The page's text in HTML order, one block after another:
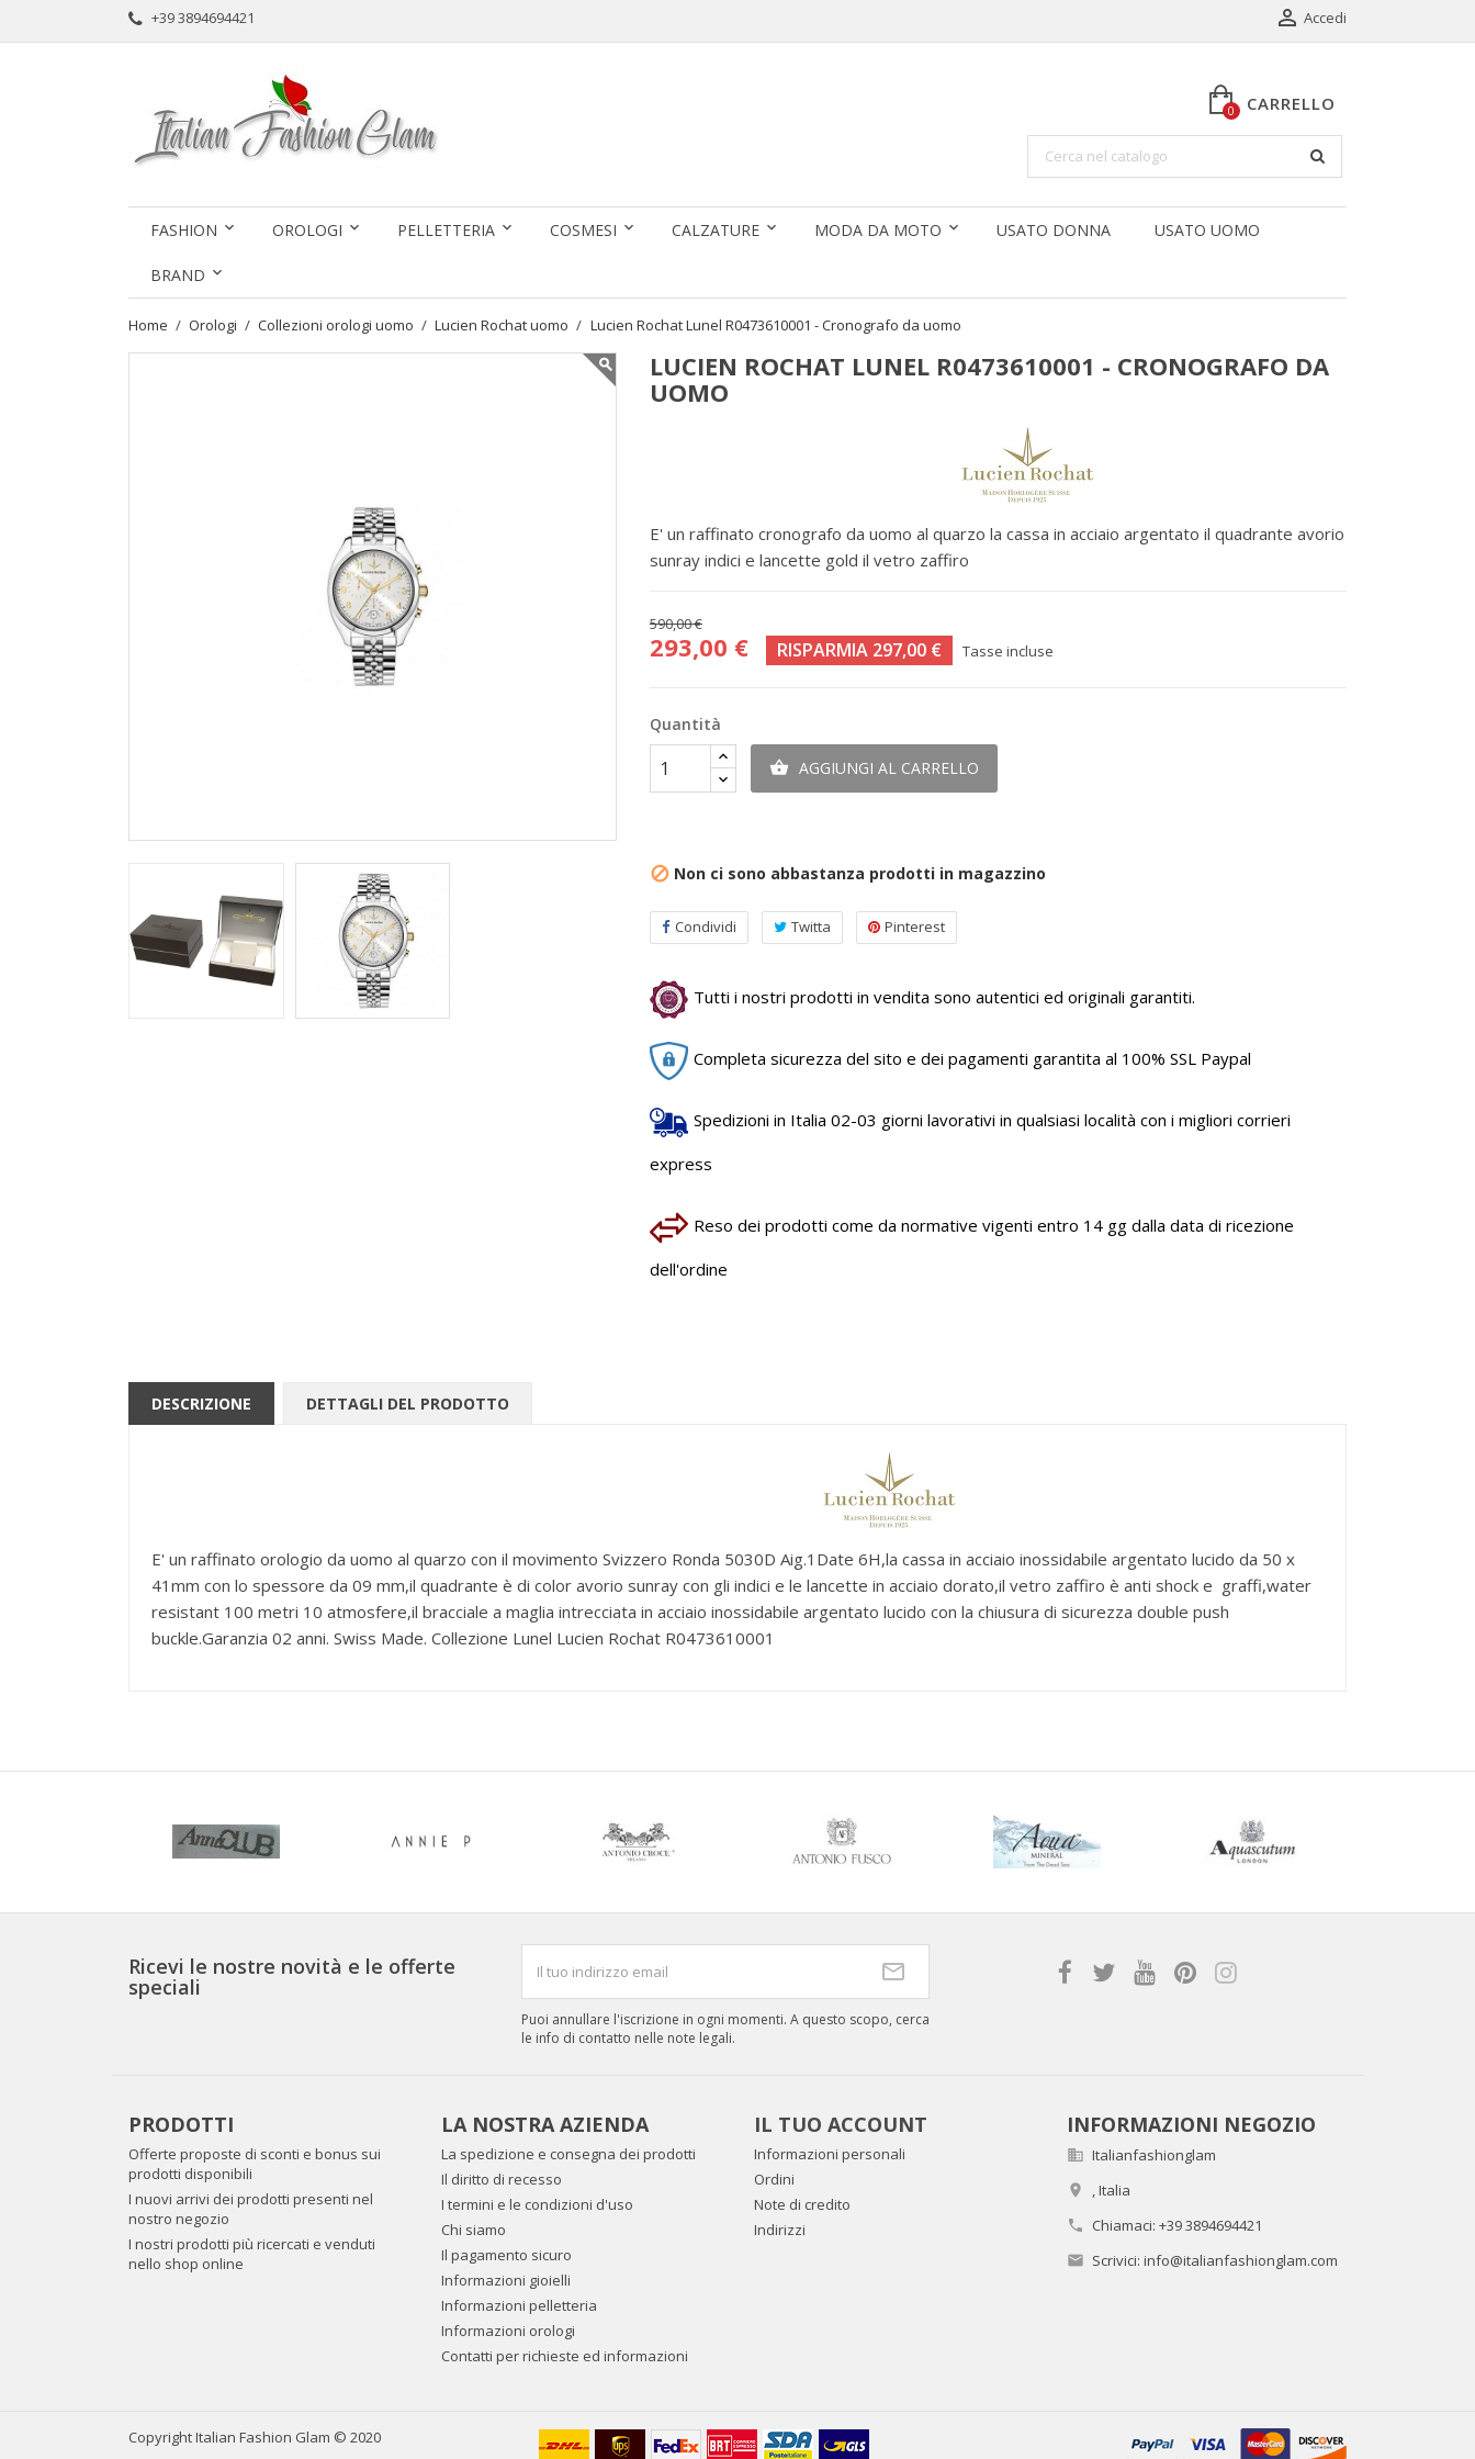
+39 3894694421  Accedi
CARRELLO
0
FASHION OROLOGI PELLETTERIA COSMESI CALZATURE MODA DA MOTO USATO DONNA USATO UOMO
BRAND
Home Orologi Collezioni orologi uomo Lucien Rochat uomo Lucien Rochat Lunel R0473610001 - Cronografo da uomo
LUCIEN ROCHAT LUNEL R0473610001 - CRONOGRAFO DA
UOMO
E' un raffinato cronografo da uomo al quarzo la cassa in acciaio argentato il quadrante avorio
sunray indici e lancette gold il vetro zaffiro
590,00 €
293,00 € RISPARMIA 297,00 € Tasse incluse
Quantità
 AGGIUNGI AL CARRELLO
 Non ci sono abbastanza prodotti in magazzino
Condividi Twitta Pinterest
Tutti i nostri prodotti in vendita sono autentici ed originali garantiti.
Completa sicurezza del sito e dei pagamenti garantita al 100% SSL Paypal
Spedizioni in Italia 02-03 giorni lavorativi in qualsiasi località con i migliori corrieri
express
Reso dei prodotti come da normative vigenti entro 14 gg dalla data di ricezione
dell'ordine
DESCRIZIONE DETTAGLI DEL PRODOTTO
E' un raffinato orologio da uomo al quarzo con il movimento Svizzero Ronda 5030D Aig.1Date 6H,la cassa in acciaio inossidabile argentato lucido da 50 x
41mm con lo spessore da 09 mm,il quadrante è di color avorio sunray con gli indici e le lancette in acciaio dorato,il vetro zaffiro è anti shock e graffi,water
resistant 100 metri 10 atmosfere,il bracciale a maglia intrecciata in acciaio inossidabile argentato lucido con la chiusura di sicurezza double push
buckle.Garanzia 02 anni. Swiss Made. Collezione Lunel Lucien Rochat R0473610001
Ricevi le nostre novità e le offerte
speciali
Puoi annullare l'iscrizione in ogni momenti. A questo scopo, cerca
le info di contatto nelle note legali.
PRODOTTI
Offerte proposte di sconti e bonus sui
prodotti disponibili
I nuovi arrivi dei prodotti presenti nel
nostro negozio
I nostri prodotti più ricercati e venduti
nello shop online
LA NOSTRA AZIENDA
La spedizione e consegna dei prodotti
Il diritto di recesso
I termini e le condizioni d'uso
Chi siamo
Il pagamento sicuro
Informazioni gioielli
Informazioni pelletteria
Informazioni orologi
Contatti per richieste ed informazioni
IL TUO ACCOUNT
Informazioni personali
Ordini
Note di credito
Indirizzi
INFORMAZIONI NEGOZIO
 Italianfashionglam
 ,Italia
 Chiamaci: +39 3894694421
 Scrivici: info@italianfashionglam.com
Copyright Italian Fashion Glam © 2020